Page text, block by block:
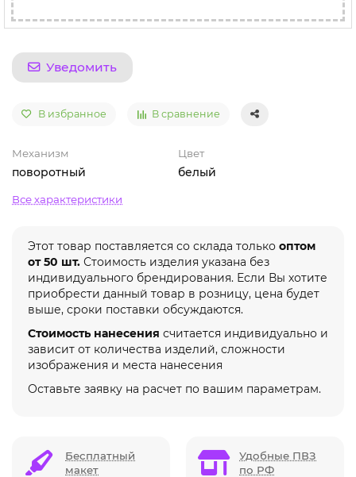
Уведомить
В избранное В сравнение
Механизм
поворотный
Цвет
белый
Все характеристики
Этот товар поставляется со склада только оптом
от 50 шт. Стоимость изделия указана без
индивидуального брендирования. Если Вы хотите
приобрести данный товар в розницу, цена будет
выше, сроки поставки обсуждаются.
Стоимость нанесения считается индивидуально и
зависит от количества изделий, сложности
изображения и места нанесения
Оставьте заявку на расчет по вашим параметрам.
Бесплатный
макет
Удобные ПВЗ
по РФ